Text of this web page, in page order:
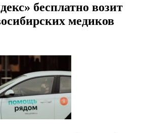
бесплатно возит
медиков